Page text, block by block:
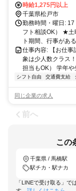
時給1,275円以上
千葉県松戸市
勤務時間・曜日:
フト相談OK） ★
ト期間、行事があ
仕事内容: 【お仕事
象は少人数クラス
担当もOK） 学年や
シフト自由 交通費支給
同じ企業の求人
前へ
この
千葉県 / 馬橋駅
駅チカ・駅ナカ
「LINEで受け取る」で